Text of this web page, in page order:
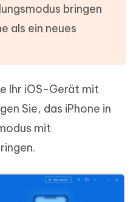
bringen
als ein neues
Ihr iOS-Gerät mit
Sie, das iPhone in
mit